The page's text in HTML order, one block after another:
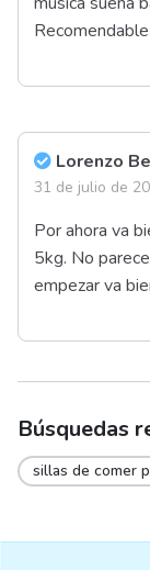
Recomendable
Lorenzo
31 de julio de
Por ahora va
5kg. No
empezar va
Búsquedas
sillas de comer